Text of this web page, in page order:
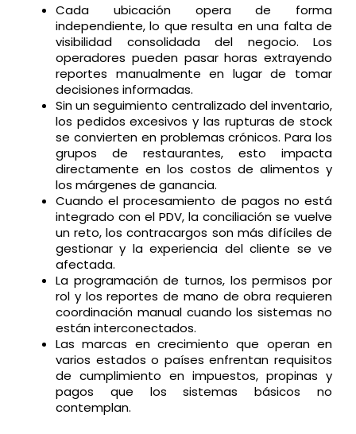
Cada ubicación opera de forma
independiente, lo que resulta en una falta de
visibilidad consolidada del negocio. Los
operadores pueden pasar horas extrayendo
reportes manualmente en lugar de tomar
decisiones informadas.
Sin un seguimiento centralizado del inventario,
los pedidos excesivos y las rupturas de stock
se convierten en problemas crónicos. Para los
grupos de restaurantes, esto impacta
directamente en los costos de alimentos y
los márgenes de ganancia.
Cuando el procesamiento de pagos no está
integrado con el PDV, la conciliación se vuelve
un reto, los contracargos son más difíciles de
gestionar y la experiencia del cliente se ve
afectada.
La programación de turnos, los permisos por
rol y los reportes de mano de obra requieren
coordinación manual cuando los sistemas no
están interconectados.
Las marcas en crecimiento que operan en
varios estados o países enfrentan requisitos
de cumplimiento en impuestos, propinas y
pagos que los sistemas básicos no
contemplan.